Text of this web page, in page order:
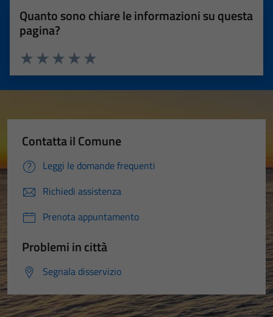
Quanto sono chiare le informazioni su questa
pagina?
Valuta 5 stelle su 5
Valuta 4 stelle su 5
Valuta 3 stelle su 5
Valuta 2 stelle su 5
Valuta 1 stelle su 5
Contatta il Comune
Leggi le domande frequenti
Richiedi assistenza
Prenota appuntamento
Problemi in città
Segnala disservizio